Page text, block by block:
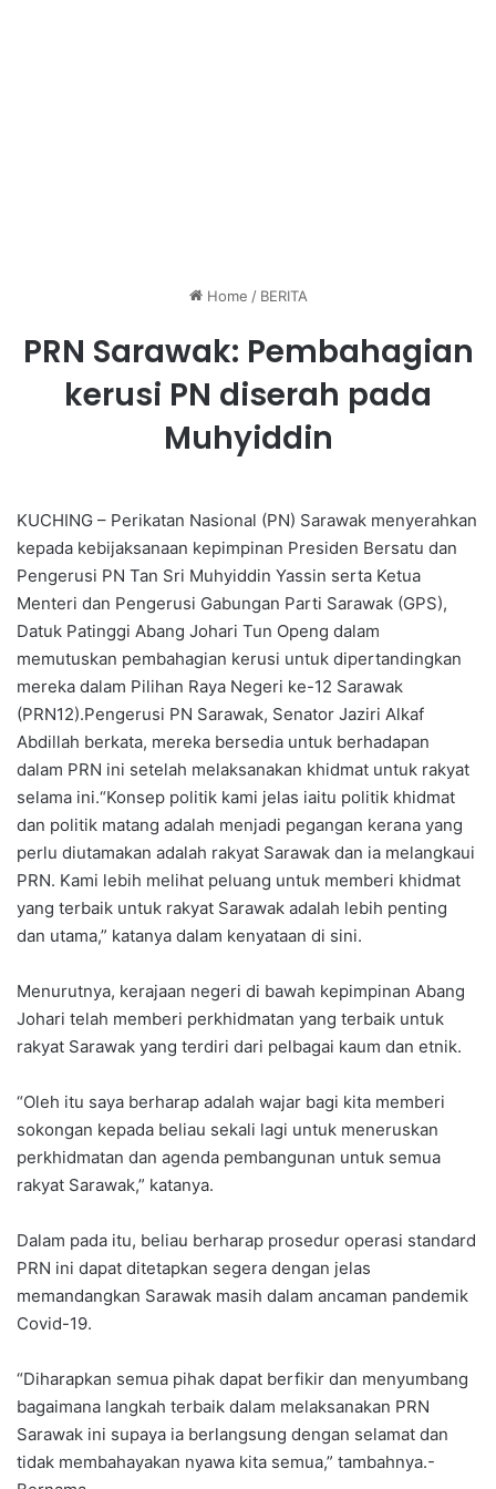
Home / BERITA
PRN Sarawak: Pembahagian
kerusi PN diserah pada
Muhyiddin
KUCHING – Perikatan Nasional (PN) Sarawak menyerahkan
kepada kebijaksanaan kepimpinan Presiden Bersatu dan
Pengerusi PN Tan Sri Muhyiddin Yassin serta Ketua
Menteri dan Pengerusi Gabungan Parti Sarawak (GPS),
Datuk Patinggi Abang Johari Tun Openg dalam
memutuskan pembahagian kerusi untuk dipertandingkan
mereka dalam Pilihan Raya Negeri ke-12 Sarawak
(PRN12).Pengerusi PN Sarawak, Senator Jaziri Alkaf
Abdillah berkata, mereka bersedia untuk berhadapan
dalam PRN ini setelah melaksanakan khidmat untuk rakyat
selama ini.“Konsep politik kami jelas iaitu politik khidmat
dan politik matang adalah menjadi pegangan kerana yang
perlu diutamakan adalah rakyat Sarawak dan ia melangkaui
PRN. Kami lebih melihat peluang untuk memberi khidmat
yang terbaik untuk rakyat Sarawak adalah lebih penting
dan utama,” katanya dalam kenyataan di sini.
Menurutnya, kerajaan negeri di bawah kepimpinan Abang
Johari telah memberi perkhidmatan yang terbaik untuk
rakyat Sarawak yang terdiri dari pelbagai kaum dan etnik.
“Oleh itu saya berharap adalah wajar bagi kita memberi
sokongan kepada beliau sekali lagi untuk meneruskan
perkhidmatan dan agenda pembangunan untuk semua
rakyat Sarawak,” katanya.
Dalam pada itu, beliau berharap prosedur operasi standard
PRN ini dapat ditetapkan segera dengan jelas
memandangkan Sarawak masih dalam ancaman pandemik
Covid-19.
“Diharapkan semua pihak dapat berfikir dan menyumbang
bagaimana langkah terbaik dalam melaksanakan PRN
Sarawak ini supaya ia berlangsung dengan selamat dan
tidak membahayakan nyawa kita semua,” tambahnya.-